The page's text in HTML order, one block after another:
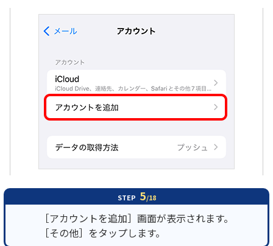
STEP 5/18
［アカウントを追加］画面が表示されます。
［その他］をタップします。